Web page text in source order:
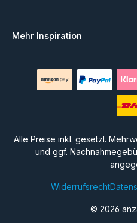
Mehr Inspiration
Alle Preise inkl. gesetzl.
und ggf.
© 2026
Widerrufsrecht